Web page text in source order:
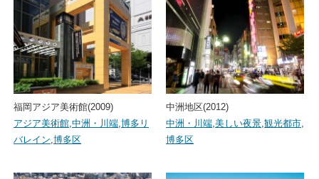
福岡アジア美術館(2009)
アジア美術館,中洲・川端,博多リ
バレイン,博多区
中洲地区(2012)
中洲・川端,美しい夜景,観光都市,
博多区